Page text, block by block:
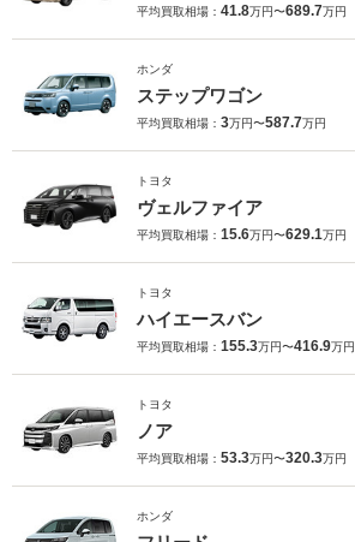
平均買取相場： 41.8万円〜689.7万円
ホンダ
ステップワゴン
平均買取相場： 3万円〜587.7万円
トヨタ
ヴェルファイア
平均買取相場： 15.6万円〜629.1万円
トヨタ
ハイエースバン
平均買取相場： 155.3万円〜416.9万円
トヨタ
ノア
平均買取相場： 53.3万円〜320.3万円
ホンダ